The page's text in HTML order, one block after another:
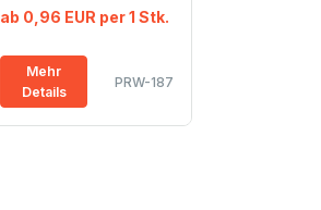
ab 0,96 EUR per 1 Stk.
Mehr
Details
PRW-187